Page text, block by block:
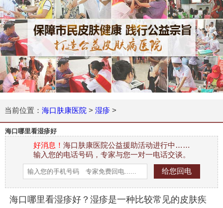
当前位置： 海口肤康医院 > 湿疹>
海口哪里看湿疹好
好消息！ 海口肤康医院公益援助活动进行中……
输入您的电话号码，专家与您一对一电话交谈。
海口哪里看湿疹好？湿疹是一种比较常见的皮肤疾